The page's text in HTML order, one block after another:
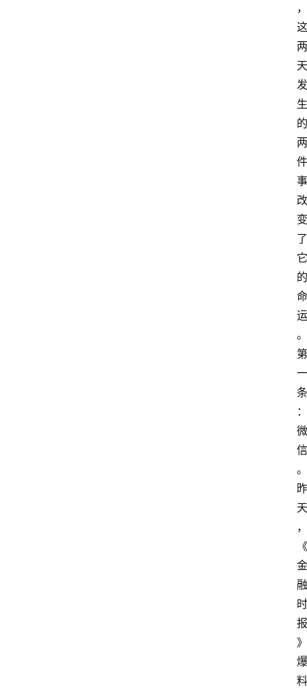
，
这
两
天
发
生
的
两
件
事
改
变
了
它
的
命
运
。
第
一
条
：
微
信
。
昨
天
，
《
金
融
时
报
》
爆
料